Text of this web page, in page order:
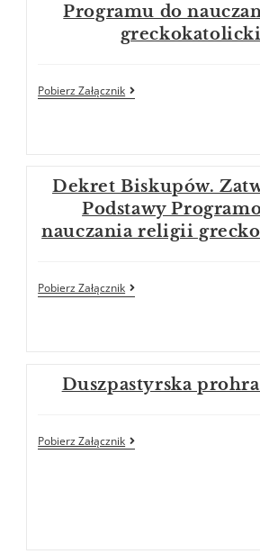
Programu do
Pobierz Załącznik
Dekret Biskupów.
Podstawy
nauczania religii
Pobierz Załącznik
Duszpastyrska
Pobierz Załącznik